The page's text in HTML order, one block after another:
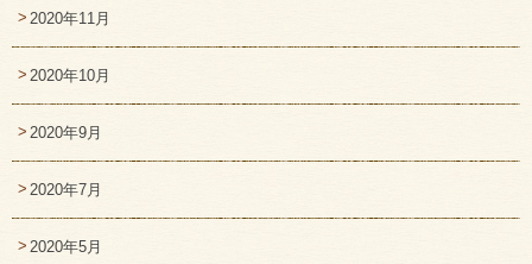
2020年11月
2020年10月
2020年9月
2020年7月
2020年5月